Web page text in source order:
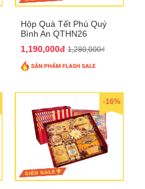
Hộp Quà Tết Phú Quý
Bình An QTHN26
1,190,000đ 1,280,000₫
-16%